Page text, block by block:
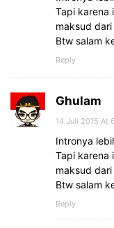
Tapi karena
maksud
Btw salam
Reply
Ghulam
14 Juli 2015 At
Intronya
Tapi karena
maksud
Btw salam
Reply